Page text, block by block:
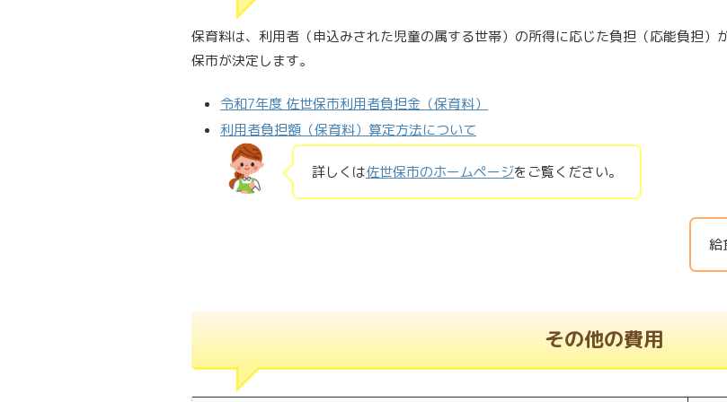
保育料は、利用者（申込みされた児童の属する世帯）の所得に応じた負担（応能負担
保市が決定します。
令和7年度 佐世保市利用者負担金（保育料）
利用者負担額（保育料）算定方法について
詳しくは佐世保市のホームページをご覧ください。
給
その他の費用